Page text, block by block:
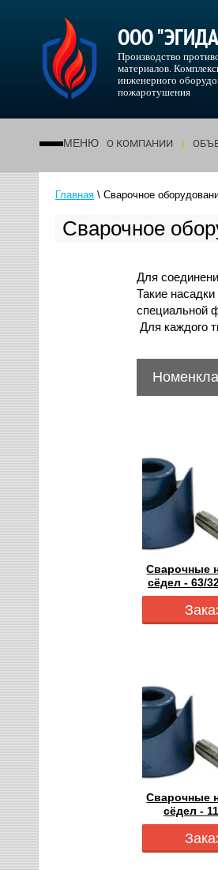
ООО
Производство
материалов.
инженерного
пожаротушения
МЕНЮ О КОМПАНИИ
Главная \ Сварочное
Сварочное
Для
Такие
специальной
Для каждого
Сварочные
сёдел - 63/
Сварочные
сёдел -